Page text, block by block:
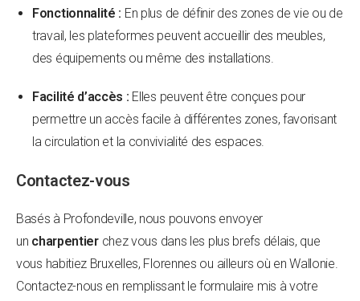
Fonctionnalité : En plus de définir des zones de vie ou de
travail, les plateformes peuvent accueillir des meubles,
des équipements ou même des installations.
Facilité d’accès : Elles peuvent être conçues pour
permettre un accès facile à différentes zones, favorisant
la circulation et la convivialité des espaces.
Contactez-vous
Basés à Profondeville, nous pouvons envoyer
un charpentierchez vous dans les plus brefs délais, que
vous habitiez Bruxelles, Florennes ou ailleurs où en Wallonie.
Contactez-nous en remplissant le formulaire mis à votre